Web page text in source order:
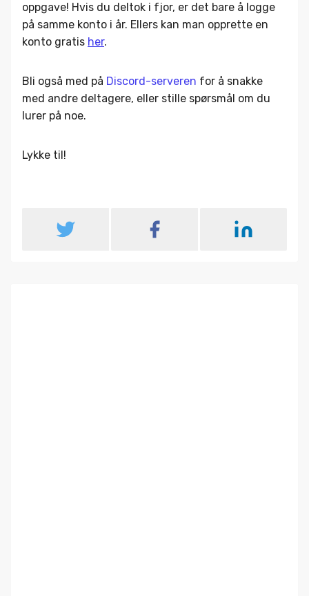
oppgave! Hvis du deltok i fjor, er det bare å logge
på samme konto i år. Ellers kan man opprette en
konto gratis her.
Bli også med på Discord-serveren for å snakke
med andre deltagere, eller stille spørsmål om du
lurer på noe.
Lykke til!